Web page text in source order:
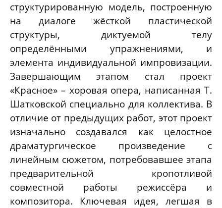
структурированную модель, построенную
на диалоге жёсткой пластической
структуры, диктуемой телу
определёнными упражнениями, и
элемента индивидуальной импровизации.
Завершающим этапом стал проект
«Красное» – хоровая опера, написанная Т.
Шатковской специально для коллектива. В
отличие от предыдущих работ, этот проект
изначально создавался как целостное
драматургическое произведение с
линейным сюжетом, потребовавшее этапа
предварительной кропотливой
совместной работы режиссёра и
композитора. Ключевая идея, легшая в